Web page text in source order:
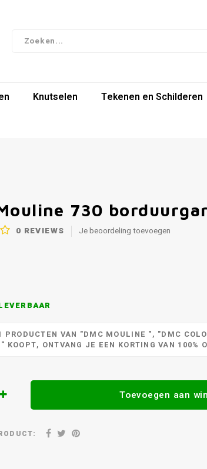
Knutselen Tekenen en Schilderen
730
0 REVIEWS Je beoordeling toevoegen
PRODUCTEN VAN "DMC MOULINE ", "DMC
KOOPT, ONTVANG JE EEN KORTING VAN 100%
Toevoegen aan